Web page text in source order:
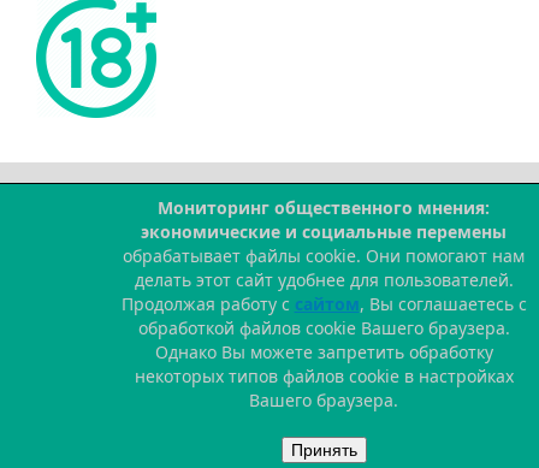
Мониторинг общественного мнения:
экономические и социальные перемены
обрабатывает файлы cookie. Они помогают нам
делать этот сайт удобнее для пользователей.
Продолжая работу с сайтом, Вы соглашаетесь с
обработкой файлов cookie Вашего браузера.
Однако Вы можете запретить обработку
некоторых типов файлов cookie в настройках
Вашего браузера.
Принять